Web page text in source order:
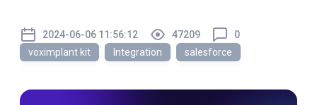
2024-06-06 11:56:12 47209
0
voximplant kit
Integration salesforce